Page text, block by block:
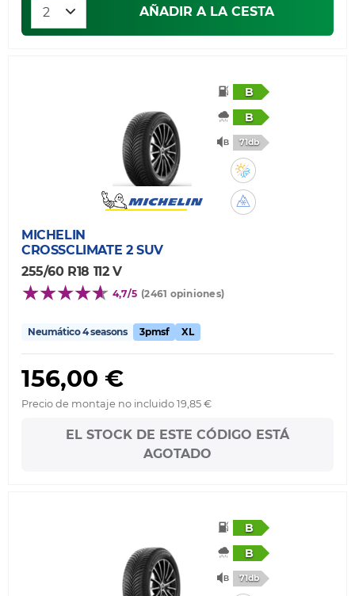
AÑADIR A LA CESTA
B
B
71db
MICHELIN
CROSSCLIMATE 2 SUV
255/60 R18 112 V
4,7/5 (2461 opiniones)
Neumático 4 seasons 3pmsf XL
156,00 €
Precio de montaje no incluido 19,85 €
EL STOCK DE ESTE CÓDIGO ESTÁ
AGOTADO
B
B
71db